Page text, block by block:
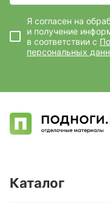
Я согласен на
и получение
в соответствии с
персональных
Каталог